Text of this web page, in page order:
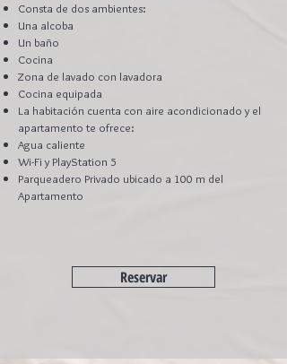
Consta de dos ambientes:
Una alcoba
Un baño
Cocina
Zona de lavado con lavadora
Cocina equipada
La habitación cuenta con aire acondicionado y el
apartamento te ofrece:
Agua caliente
Wi-Fi y PlayStation 5
Parqueadero Privado ubicado a 100 m del
Apartamento
Reservar